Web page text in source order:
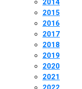
2015
2016
2017
2018
2019
2020
2021